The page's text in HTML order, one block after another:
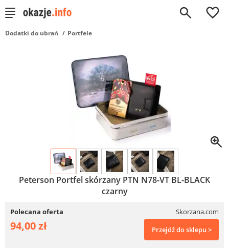
0
Dodatki do ubrań Portfele
Peterson Portfel skórzany PTN N78-VT BL-BLACK
czarny
Polecana oferta Skorzana.com
94,00 zł Przejdź do sklepu >